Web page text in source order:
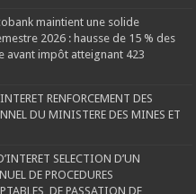
maintient une solide
2026 : hausse de 15 % des
avant impôt atteignant 423
RENFORCEMENT DES
DU MINISTERE DES MINES ET
SELECTION D’UN
DE PROCEDURES
DE PASSATION DE